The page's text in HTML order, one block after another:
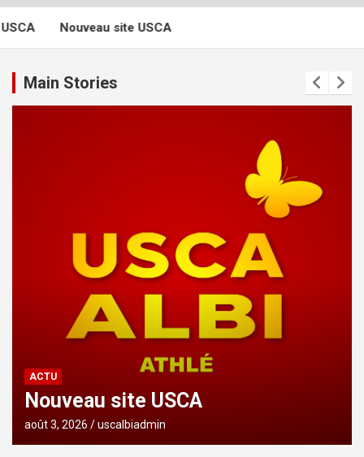
Nouveau site USCA
Main Stories
ACTU
Nouveau site USCA
août 3, 2026 uscalbiadmin